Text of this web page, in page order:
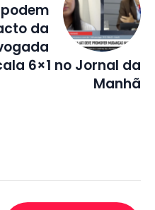
da
6×1 no Jornal da
Manhã